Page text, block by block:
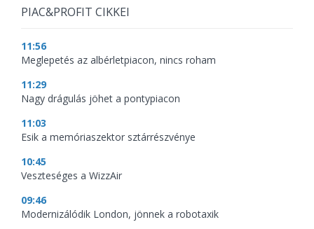
PIAC&PROFIT CIKKEI
11:56
Meglepetés az albérletpiacon, nincs roham
11:29
Nagy drágulás jöhet a pontypiacon
11:03
Esik a memóriaszektor sztárrészvénye
10:45
Veszteséges a WizzAir
09:46
Modernizálódik London, jönnek a robotaxik